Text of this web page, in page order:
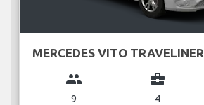
MERCEDES VITO TRAVELINER
group
9
business_center
4